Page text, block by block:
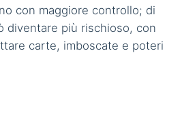
con maggiore controllo; di
diventare più rischioso, con
carte, imboscate e poteri